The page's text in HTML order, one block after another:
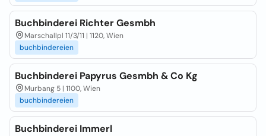
Buchbinderei Richter Gesmbh
Marschallpl 11/3/11 | 1120, Wien
buchbindereien
Buchbinderei Papyrus Gesmbh & Co Kg
Murbang 5 | 1100, Wien
buchbindereien
Buchbinderei Immerl